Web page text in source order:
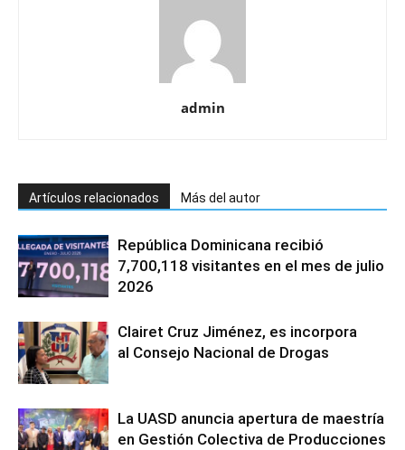
admin
Artículos relacionados Más del autor
República Dominicana recibió
7,700,118 visitantes en el mes de julio
2026
Clairet Cruz Jiménez, es incorpora
al Consejo Nacional de Drogas
La UASD anuncia apertura de maestría
en Gestión Colectiva de Producciones